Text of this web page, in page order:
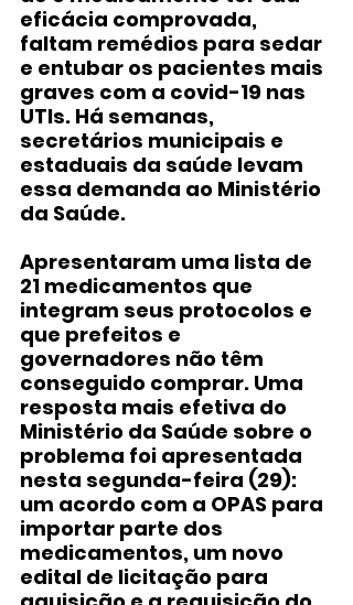
eficácia comprovada,
faltam remédios para sedar
e entubar os pacientes mais
graves com a covid-19 nas
UTIs. Há semanas,
secretários municipais e
estaduais da saúde levam
essa demanda ao Ministério
da Saúde.
Apresentaram uma lista de
21 medicamentos que
integram seus protocolos e
que prefeitos e
governadores não têm
conseguido comprar. Uma
resposta mais efetiva do
Ministério da Saúde sobre o
problema foi apresentada
nesta segunda-feira (29):
um acordo com a OPAS para
importar parte dos
medicamentos, um novo
edital de licitação para